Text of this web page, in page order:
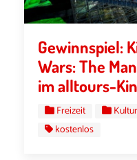
Gewinnspiel:
Wars: The
im alltours-
Freizeit Kultur
kostenlos